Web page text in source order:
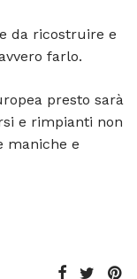
da ricostruire e
farlo.
presto sarà
e rimpianti non
maniche e